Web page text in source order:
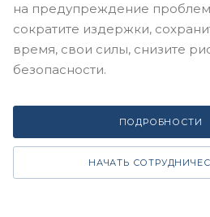
на предупреждение
сократите издержки,
время, свои силы, снизите
безопасности.
ПОДРОБНОСТИ
НАЧАТЬ